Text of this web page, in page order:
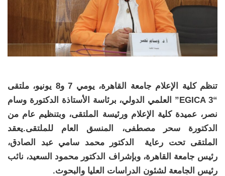
تنظم كلية الإعلام جامعة القاهرة، يومي 7 و8 يونيو، ملتقى
“EGICA 3” العلمي الدولي، برئاسة الأستاذة الدكتورة وسام
نصر، عميدة كلية الإعلام ورئيسة الملتقى، وبتنظيم عام من
الدكتورة سحر مصطفى، المنسق العام للملتقى.يعقد
الملتقى تحت رعاية الدكتور محمد سامي عبد الصادق،
رئيس جامعة القاهرة، وبإشراف الدكتور محمود السعيد، نائب
رئيس الجامعة لشئون الدراسات العليا والبحوث.